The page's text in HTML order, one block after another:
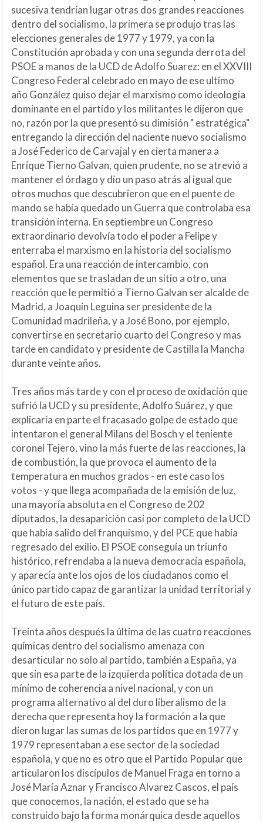
sucesiva tendrían lugar otras dos grandes reacciones
dentro del socialismo, la primera se produjo tras las
elecciones generales de 1977 y 1979, ya con la
Constitución aprobada y con una segunda derrota del
PSOE a manos de la UCD de Adolfo Suarez: en el XXVIII
Congreso Federal celebrado en mayo de ese ultimo
año González quiso dejar el marxismo como ideología
dominante en el partido y los militantes le dijeron que
no, razón por la que presentó su dimisión " estratégica"
entregando la dirección del naciente nuevo socialismo
a José Federico de Carvajal y en cierta manera a
Enrique Tierno Galvan, quien prudente, no se atrevió a
mantener el órdago y dio un paso atrás al igual que
otros muchos que descubrieron que en el puente de
mando se había quedado un Guerra que controlaba esa
transición interna. En septiembre un Congreso
extraordinario devolvía todo el poder a Felipe y
enterraba el marxismo en la historia del socialismo
español. Era una reacción de intercambio, con
elementos que se trasladan de un sitio a otro, una
reacción que le permitió a Tierno Galvan ser alcalde de
Madrid, a Joaquin Leguina ser presidente de la
Comunidad madrileña, y a José Bono, por ejemplo,
convertirse en secretario cuarto del Congreso y mas
tarde en candidato y presidente de Castilla la Mancha
durante veinte años.
Tres años más tarde y con el proceso de oxidación que
sufrió la UCD y su presidente, Adolfo Suárez, y que
explicaría en parte el fracasado golpe de estado que
intentaron el general Milans del Bosch y el teniente
coronel Tejero, vino la más fuerte de las reacciones, la
de combustión, la que provoca el aumento de la
temperatura en muchos grados - en este caso los
votos - y que llega acompañada de la emisión de luz,
una mayoría absoluta en el Congreso de 202
diputados, la desaparición casi por completo de la UCD
que había salido del franquismo, y del PCE que había
regresado del exilio. El PSOE conseguía un triunfo
histórico, refrendaba a la nueva democracia española,
y aparecía ante los ojos de los ciudadanos como el
único partido capaz de garantizar la unidad territorial y
el futuro de este país.
Treinta años después la última de las cuatro reacciones
químicas dentro del socialismo amenaza con
desarticular no solo al partido, también a España, ya
que sin esa parte de la izquierda política dotada de un
mínimo de coherencia a nivel nacional, y con un
programa alternativo al del duro liberalismo de la
derecha que representa hoy la formación a la que
dieron lugar las sumas de los partidos que en 1977 y
1979 representaban a ese sector de la sociedad
española, y que no es otro que el Partido Popular que
articularon los discípulos de Manuel Fraga en torno a
José María Aznar y Francisco Alvarez Cascos, el país
que conocemos, la nación, el estado que se ha
construido bajo la forma monárquica desde aquellos